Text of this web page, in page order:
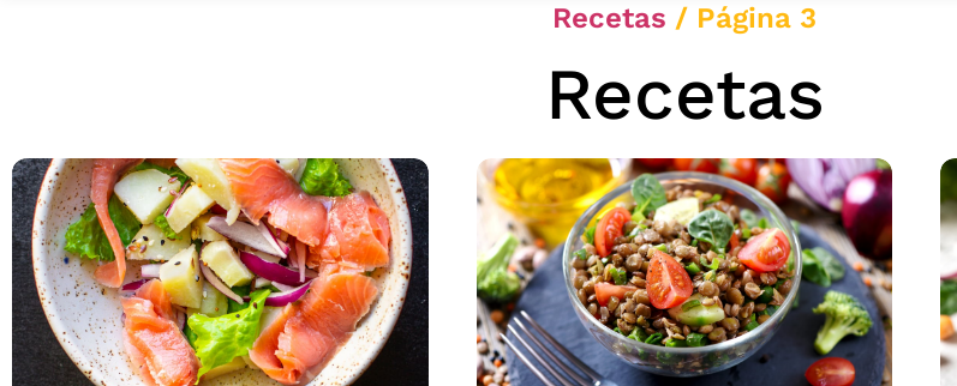
Recetas / Página 3
Recetas